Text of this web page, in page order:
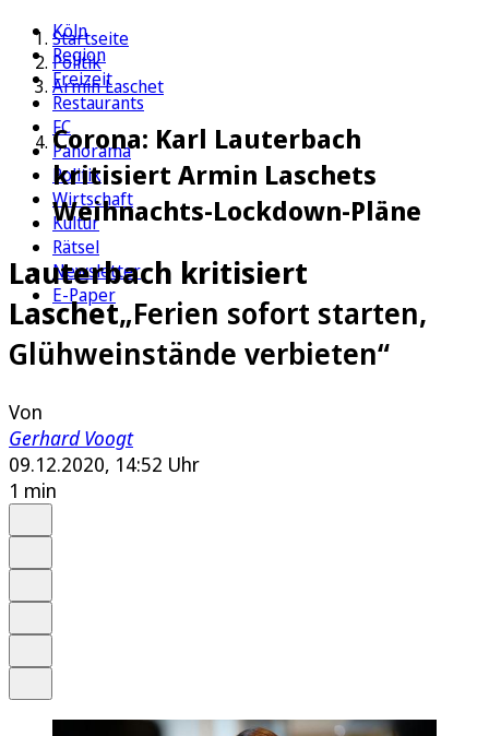
Köln
Region
Freizeit
Restaurants
FC
Panorama
Politik
Wirtschaft
Kultur
Rätsel
Newsletter
E-Paper
Startseite
Politik
Armin Laschet
Corona: Karl Lauterbach
kritisiert Armin Laschets
Weihnachts-Lockdown-Pläne
Lauterbach kritisiert
Laschet„Ferien sofort starten,
Glühweinstände verbieten“
Von
Gerhard Voogt
09.12.2020, 14:52 Uhr
1 min